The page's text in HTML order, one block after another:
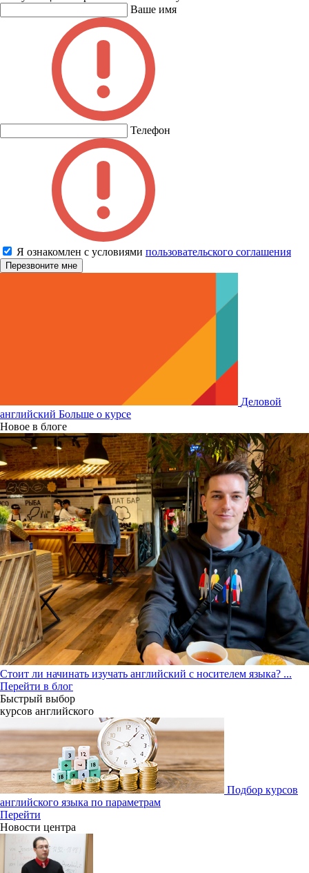
Ваше имя
Телефон
Я ознакомлен с условиями пользовательского соглашения
Деловой
английский Больше о курсе
Новое в блоге
Стоит ли начинать изучать английский с носителем языка? ...
Перейти в блог
Быстрый выбор
курсов английcкого
Подбор курсов
английского языка по параметрам
Перейти
Новости центра